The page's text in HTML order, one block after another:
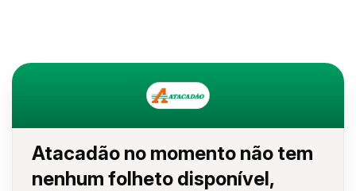
Atacadão no momento não tem
nenhum folheto disponível,